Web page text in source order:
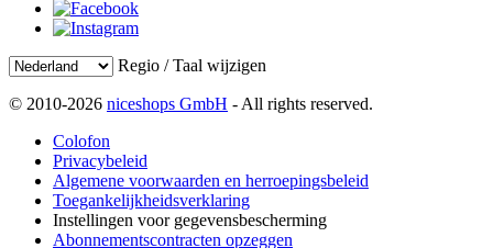
Regio / Taal wijzigen
© 2010-2026 niceshops GmbH - All rights reserved.
Colofon
Privacybeleid
Algemene voorwaarden en herroepingsbeleid
Toegankelijkheidsverklaring
Instellingen voor gegevensbescherming
Abonnementscontracten opzeggen